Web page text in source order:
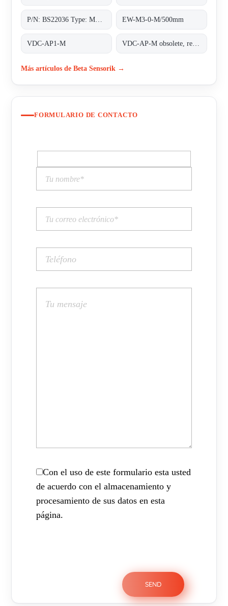
EW-M3-0-M/500mm
VDC-AP1-M
Más artículos de Beta Sensorik →
FORMULARIO DE CONTACTO
Con el uso de este formulario esta usted
de acuerdo con el almacenamiento y
procesamiento de sus datos en esta
página.